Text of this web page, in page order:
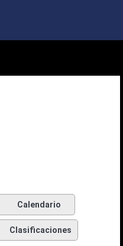
Calendario
Clasificaciones